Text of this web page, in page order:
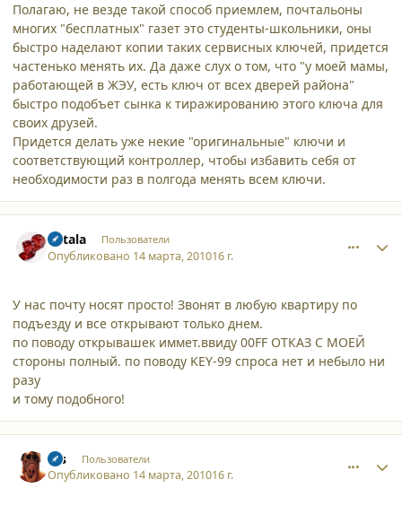
Полагаю, не везде такой способ приемлем, почтальоны
многих "бесплатных" газет это студенты-школьники, оны
быстро наделают копии таких сервисных ключей, придется
частенько менять их. Да даже слух о том, что "у моей мамы,
работающей в ЖЭУ, есть ключ от всех дверей района"
быстро подобъет сынка к тиражированию этого ключа для
своих друзей.
Придется делать уже некие "оригинальные" ключи и
соответствующий контроллер, чтобы избавить себя от
необходимости раз в полгода менять всем ключи.
katala Пользователи
Опубликовано 14 марта, 201016 г.
У нас почту носят просто! Звонят в любую квартиру по
подъезду и все открывают только днем.
по поводу открывашек иммет.ввиду 00FF ОТКАЗ С МОЕЙ
стороны полный. по поводу KEY-99 спроса нет и небыло ни
разу
и тому подобного!
sss Пользователи
Опубликовано 14 марта, 201016 г.